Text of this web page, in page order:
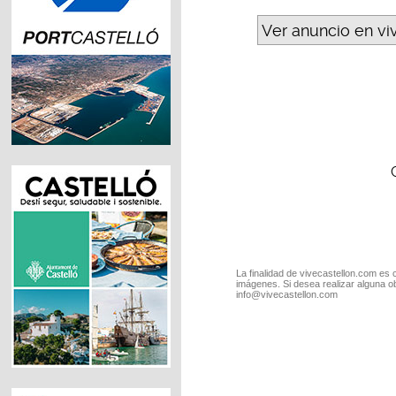
Ver anuncio en
La finalidad de vivecastellon.com
imágenes. Si desea realizar alguna
info@vivecastellon.com